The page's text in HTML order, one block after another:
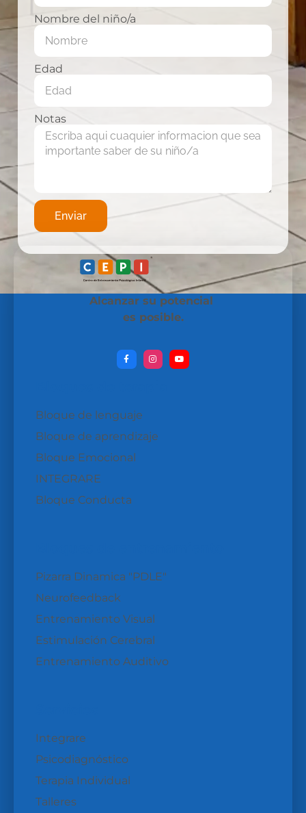
Nombre del niño/a
Edad
Notas
Enviar
Alcanzar su potencial
es posible.
Bloque de lenguaje
Bloque de aprendizaje
Bloque Emocional
INTEGRARE
Bloque Conducta
Pizarra Dinamica "PDLE"
Neurofeedback
Entrenamiento Visual
Estimulación Cerebral
Entrenamiento Auditivo
Integrare
Psicodiagnóstico
Terapia Individual
Talleres